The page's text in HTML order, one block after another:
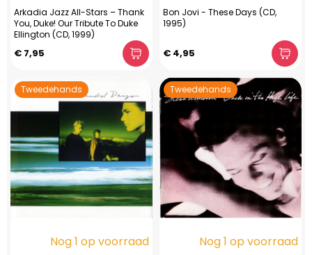
Arkadia Jazz All-Stars – Thank
You, Duke! Our Tribute To Duke
Ellington (CD, 1999)
€ 7,95
Bon Jovi - These Days (CD,
1995)
€ 4,95
Tweedehands
Nog 1 op voorraad
Tweedehands
Nog 1 op voorraad